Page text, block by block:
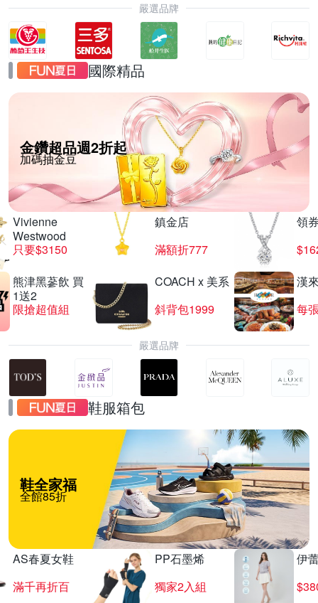
嚴選品牌
國際精品
金鑽超品週2折起
加碼抽金豆
Vivienne
Westwood
只要$3150
鎮金店
滿額折777
領
熊津黑蔘飲 買
1送2
限搶超值組
COACH x 美系
斜背包1999
漢
每
嚴選品牌
鞋服箱包
鞋全家福
全館85折
AS春夏女鞋
滿千再折百
PP石墨烯
獨家2入組
伊